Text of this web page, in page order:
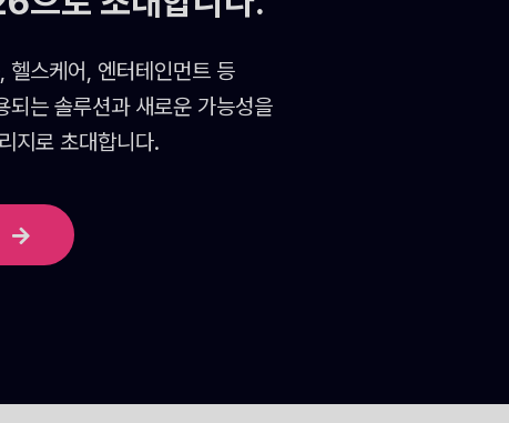
헬스케어, 엔터테인먼트 등
되는 솔루션과 새로운 가능성을
지로 초대합니다.